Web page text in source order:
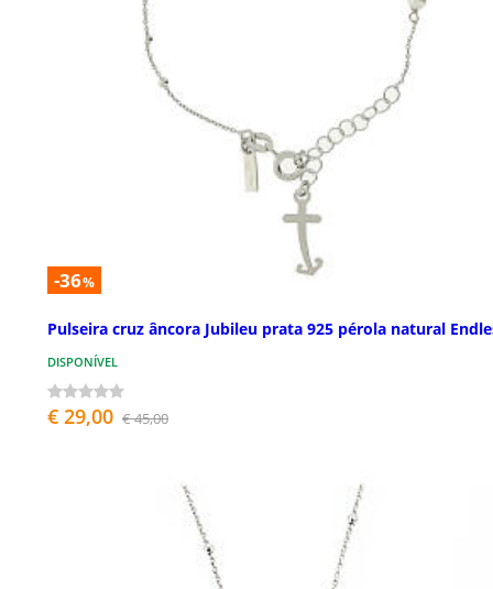
-36%
Pulseira cruz âncora Jubileu prata 925 pérola natural
DISPONÍVEL
€ 29,00 € 45,00